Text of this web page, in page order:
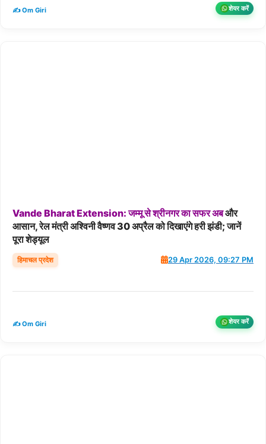
✍️ Om Giri शेयर करें
Vande BharatExtension: जम्मूसेश्रीनगरकासफरअबऔर
आसान, रेल मंत्री अश्विनी वैष्णव 30 अप्रैल को दिखाएंगे हरी झंडी; जानें
पूरा शेड्यूल
हिमाचल प्रदेश 29 Apr 2026, 09:27 PM
✍️ Om Giri शेयर करें